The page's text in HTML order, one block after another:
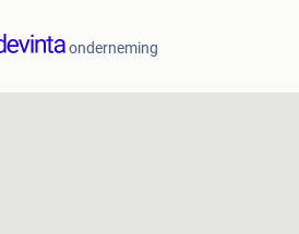
onderneming